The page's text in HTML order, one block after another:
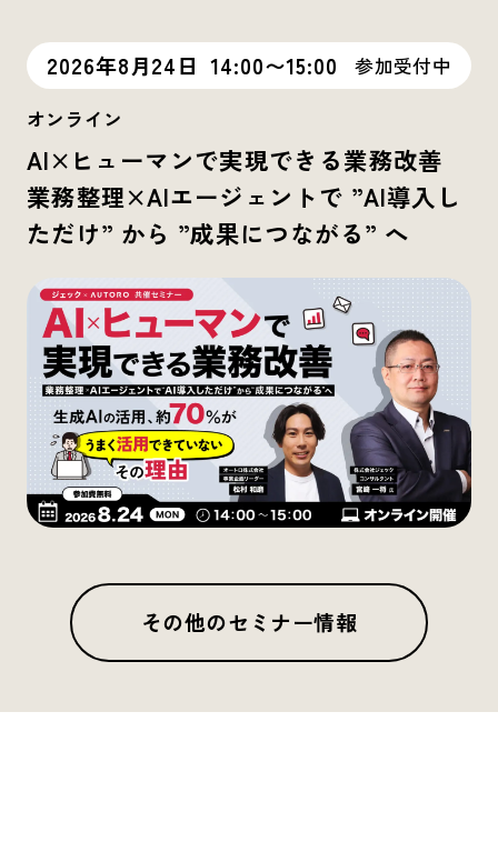
2026年8月24日 14:00〜15:00 参加受付中
オンライン
AI×ヒューマンで実現できる業務改善
業務整理×AIエージェントで ”AI導入し
ただけ” から ”成果につながる” へ
その他のセミナー情報